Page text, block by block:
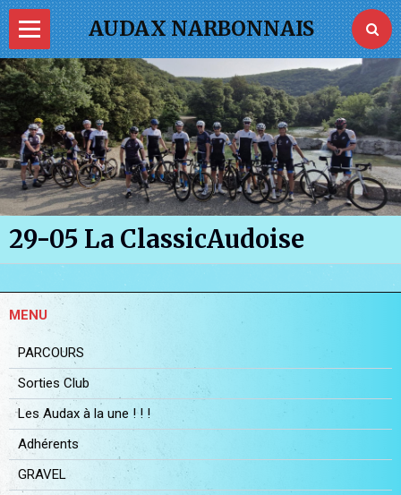
AUDAX NARBONNAIS
Page d'accueil
PASS VELO
La FFVélo
Je commande ma tenue
Photos
29-05 La ClassicAudoise
MENU
PARCOURS
Sorties Club
Les Audax à la une ! ! !
Adhérents
GRAVEL